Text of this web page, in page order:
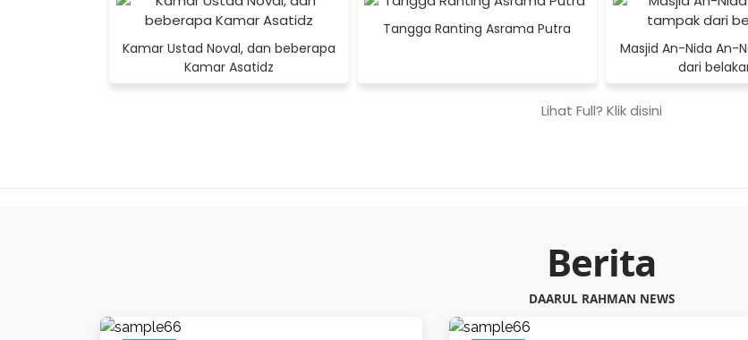
dan pencak silat.
File Sertifikasi Muadalah bisa diakses dengan
Kamar Ustad Noval, dan beberapa
Kamar Asatidz
Tangga Ranting Asrama Putra
Masjid An-Nida An-
dari
Lihat Full? Klik disini
Berita
DAARUL RAHMAN NEWS